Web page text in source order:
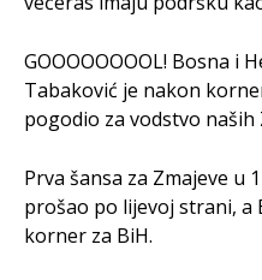
GOOOOOOOOL! Bosna i
Tabaković je nakon
pogodio za vodstvo naših
Prva šansa za Zmajeve u
prošao po lijevoj strani,
korner za BiH.